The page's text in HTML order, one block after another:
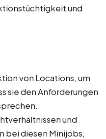
und
von Locations, um
sie den Anforderungen
und
bei diesen Minijobs,